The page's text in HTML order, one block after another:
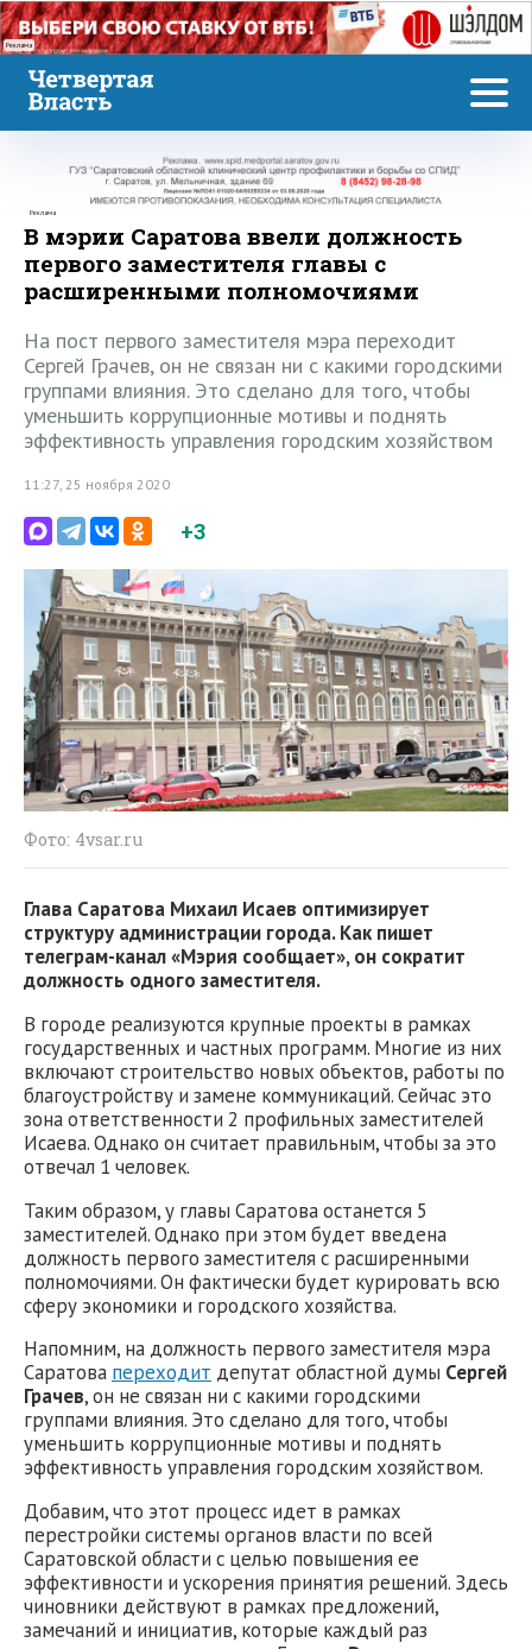
Реклама
Реклама
В мэрии Саратова ввели должность
первого заместителя главы с
расширенными полномочиями
На пост первого заместителя мэра переходит
Сергей Грачев, он не связан ни с какими городскими
группами влияния. Это сделано для того, чтобы
уменьшить коррупционные мотивы и поднять
эффективность управления городским хозяйством
11:27, 25 ноября 2020
+3
Фото: 4vsar.ru
Глава Саратова Михаил Исаев оптимизирует
структуру администрации города. Как пишет
телеграм-канал «Мэрия сообщает», он сократит
должность одного заместителя.
В городе реализуются крупные проекты в рамках
государственных и частных программ. Многие из них
включают строительство новых объектов, работы по
благоустройству и замене коммуникаций. Сейчас это
зона ответственности 2 профильных заместителей
Исаева. Однако он считает правильным, чтобы за это
отвечал 1 человек.
Таким образом, у главы Саратова останется 5
заместителей. Однако при этом будет введена
должность первого заместителя с расширенными
полномочиями. Он фактически будет курировать всю
сферу экономики и городского хозяйства.
Напомним, на должность первого заместителя мэра
Саратова переходит депутат областной думы Сергей
Грачев, он не связан ни с какими городскими
группами влияния. Это сделано для того, чтобы
уменьшить коррупционные мотивы и поднять
эффективность управления городским хозяйством.
Добавим, что этот процесс идет в рамках
перестройки системы органов власти по всей
Саратовской области с целью повышения ее
эффективности и ускорения принятия решений. Здесь
чиновники действуют в рамках предложений,
замечаний и инициатив, которые каждый раз